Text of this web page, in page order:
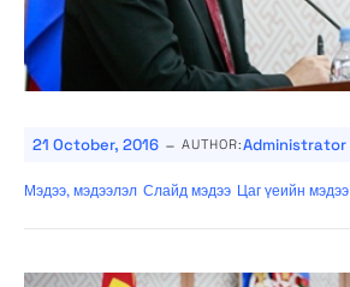
21 October, 2016 - AUTHOR:Administrator
Мэдээ, мэдээлэл Слайд мэдээ Цаг үеийн мэдээ